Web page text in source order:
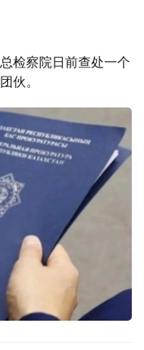
检察院日前查处一个
伙。